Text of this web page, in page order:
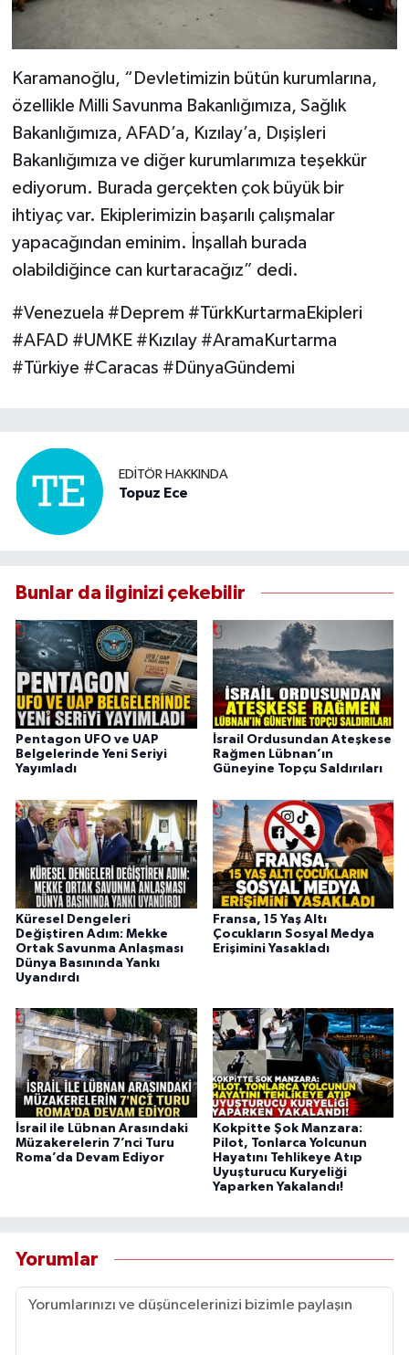
Karamanoğlu, “Devletimizin bütün kurumlarına,
özellikle Milli Savunma Bakanlığımıza, Sağlık
Bakanlığımıza, AFAD’a, Kızılay’a, Dışişleri
Bakanlığımıza ve diğer kurumlarımıza teşekkür
ediyorum. Burada gerçekten çok büyük bir
ihtiyaç var. Ekiplerimizin başarılı çalışmalar
yapacağından eminim. İnşallah burada
olabildiğince can kurtaracağız” dedi.
#Venezuela #Deprem #TürkKurtarmaEkipleri
#AFAD #UMKE #Kızılay #AramaKurtarma
#Türkiye #Caracas #DünyaGündemi
EDITÖR HAKKINDA
Topuz Ece
Bunlar da ilginizi çekebilir
Pentagon UFO ve UAP
Belgelerinde Yeni Seriyi
Yayımladı
İsrail Ordusundan Ateşkese
Rağmen Lübnan’ın
Güneyine Topçu Saldırıları
Küresel Dengeleri
Değiştiren Adım: Mekke
Ortak Savunma Anlaşması
Dünya Basınında Yankı
Uyandırdı
Fransa, 15 Yaş Altı
Çocukların Sosyal Medya
Erişimini Yasakladı
İsrail ile Lübnan Arasındaki
Müzakerelerin 7’nci Turu
Roma’da Devam Ediyor
Kokpitte Şok Manzara:
Pilot, Tonlarca Yolcunun
Hayatını Tehlikeye Atıp
Uyuşturucu Kuryeliği
Yaparken Yakalandı!
Yorumlar